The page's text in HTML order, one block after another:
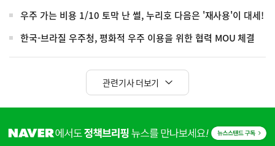
우주 가는 비용 1/10 토막 난 썰, 누리호 다음은 '재사용'이 대세!
한국-브라질 우주청, 평화적 우주 이용을 위한 협력 MOU 체결
관련기사 더보기
단